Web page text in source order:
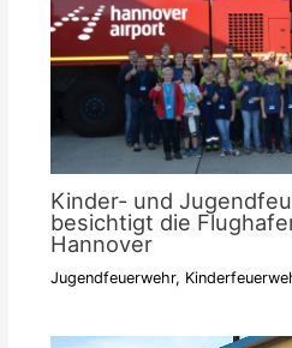
Kinder- und
besichtigt die
Hannover
Jugendfeuerwehr,